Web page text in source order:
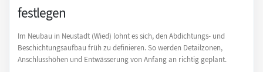
festlegen
Im Neubau in Neustadt (Wied) lohnt es sich, den Abdichtungs- und
Beschichtungsaufbau früh zu definieren. So werden Detailzonen,
Anschlusshöhen und Entwässerung von Anfang an richtig geplant.